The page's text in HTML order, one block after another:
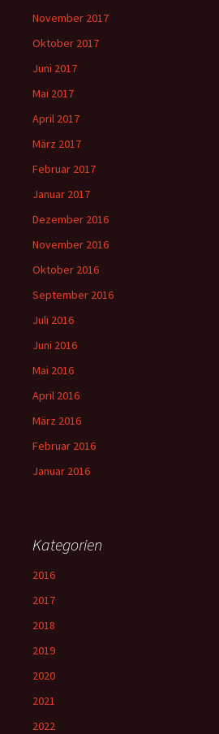
November 2017
Oktober 2017
Juni 2017
Mai 2017
April 2017
März 2017
Februar 2017
Januar 2017
Dezember 2016
November 2016
Oktober 2016
September 2016
Juli 2016
Juni 2016
Mai 2016
April 2016
März 2016
Februar 2016
Januar 2016
Kategorien
2016
2017
2018
2019
2020
2021
2022